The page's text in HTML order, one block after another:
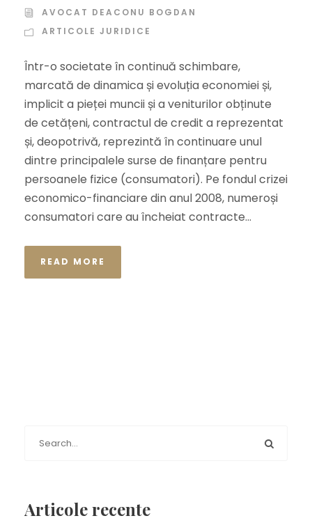
AVOCAT DEACONU BOGDAN
ARTICOLE JURIDICE
Într-o societate în continuă schimbare,
marcată de dinamica și evoluția economiei și,
implicit a pieței muncii și a veniturilor obținute
de cetățeni, contractul de credit a reprezentat
și, deopotrivă, reprezintă în continuare unul
dintre principalele surse de finanțare pentru
persoanele fizice (consumatori). Pe fondul crizei
economico-financiare din anul 2008, numeroși
consumatori care au încheiat contracte...
READ MORE
Articole recente